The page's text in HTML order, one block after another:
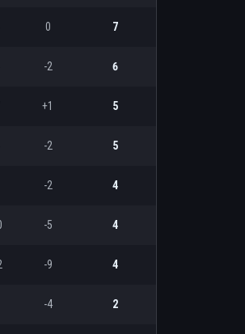
0 7
-2 6
+1 5
-2 5
-2 4
-5 4
-9 4
-4 2